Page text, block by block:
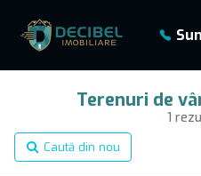
1
Terenuri de
Caută din nou